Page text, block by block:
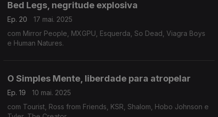
Bed Legs, negritude explosiva
Ep. 20
17 mai. 2025
com Mirror People, MXGPU, Esquerda, So Dead, Viagra Boys
e Human Natures.
O Simples Mente, liberdade para atropelar
Ep. 19
10 mai. 2025
com Tourist, Ross from Friends, KSR, Shalom, Hobo Johnson e